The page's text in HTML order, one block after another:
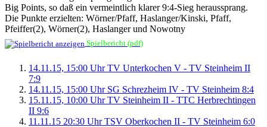
Big Points, so daß ein vermeintlich klarer 9:4-Sieg heraussprang.
Die Punkte erzielten: Wörner/Pfaff, Haslanger/Kinski, Pfaff,
Pfeiffer(2), Wörner(2), Haslanger und Nowotny
Spielbericht (pdf)
14.11.15, 15:00 Uhr TV Unterkochen V - TV Steinheim II
7:9
14.11.15, 15:00 Uhr SG Schrezheim IV - TV Steinheim 8:4
15.11.15, 10:00 Uhr TV Steinheim II - TTC Herbrechtingen
II 9:6
11.11.15 20:30 Uhr TSV Oberkochen II - TV Steinheim 6:0